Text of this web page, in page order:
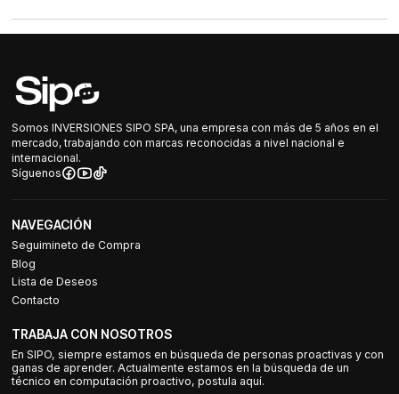
Somos INVERSIONES SIPO SPA, una empresa con más de 5 años en el
mercado, trabajando con marcas reconocidas a nivel nacional e
internacional.
Síguenos
NAVEGACIÓN
Seguimineto de Compra
Blog
Lista de Deseos
Contacto
TRABAJA CON NOSOTROS
En SIPO, siempre estamos en búsqueda de personas proactivas y con
ganas de aprender. Actualmente estamos en la búsqueda de un
técnico en computación proactivo, postula aquí.